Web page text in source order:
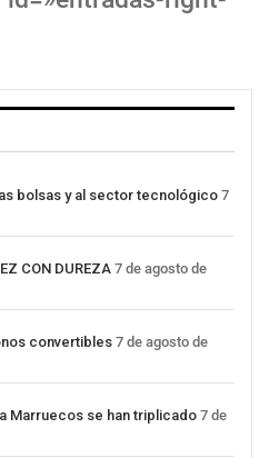
bolsas y al sector tecnológico 7
CON DUREZA 7 de agosto de
convertibles 7 de agosto de
Marruecos se han triplicado 7 de